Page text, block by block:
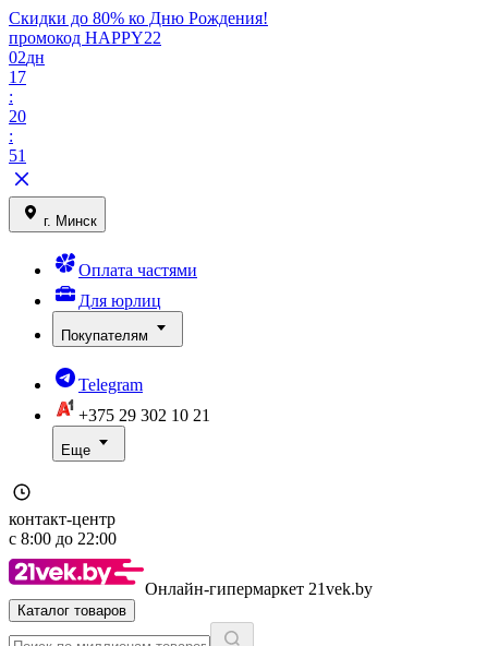
Скидки до 80% ко Дню Рождения!
промокод HAPPY22
02дн
17
:
20
:
51
г. Минск
Оплата частями
Для юрлиц
Покупателям
Telegram
+375 29 302 10 21
Еще
контакт-центр
с 8:00 до 22:00
Онлайн-гипермаркет 21vek.by
Каталог товаров